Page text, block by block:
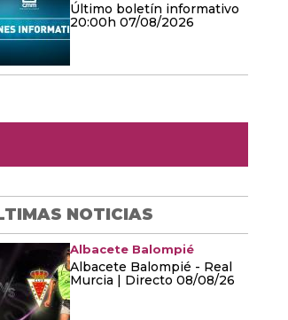
Último boletín informativo
20:00h 07/08/2026
NOTICIAS
Albacete Balompié
Albacete Balompié - Real
Murcia | Directo 08/08/26